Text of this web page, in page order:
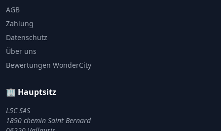
AGB
Zahlung
Datenschutz
Über uns
Bewertungen WonderCity
🏢 Hauptsitz
L5C SAS
1890 chemin Saint Bernard